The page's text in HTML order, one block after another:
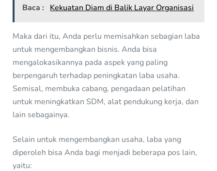
Baca : Kekuatan Diam di Balik Layar Organisasi
Maka dari itu, Anda perlu memisahkan sebagian laba
untuk mengembangkan bisnis. Anda bisa
mengalokasikannya pada aspek yang paling
berpengaruh terhadap peningkatan laba usaha.
Semisal, membuka cabang, pengadaan pelatihan
untuk meningkatkan SDM, alat pendukung kerja, dan
lain sebagainya.
Selain untuk mengembangkan usaha, laba yang
diperoleh bisa Anda bagi menjadi beberapa pos lain,
yaitu: